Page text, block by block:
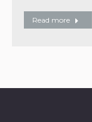
Read more